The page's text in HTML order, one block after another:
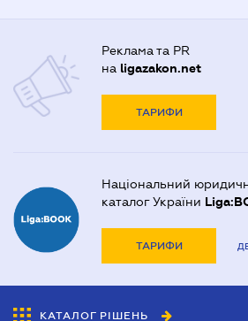
Реклама та PR
на ligazakon.net
ТАРИФИ
Національний
каталог України
ТАРИФИ
КАТАЛОГ РІШЕНЬ